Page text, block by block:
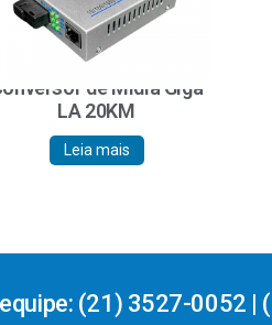
de Mídia Giga
LA 20KM
Leia mais
(21) 3527-0052